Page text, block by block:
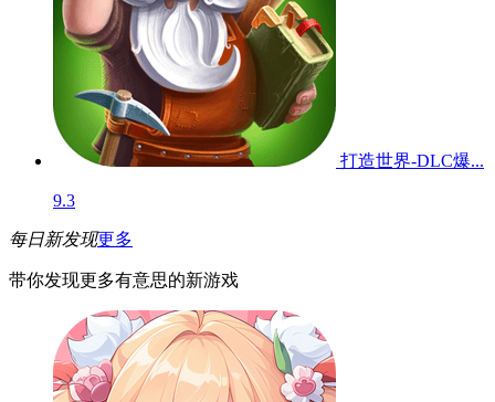
打造世界-DLC爆...
9.3
每日新发现更多
带你发现更多有意思的新游戏